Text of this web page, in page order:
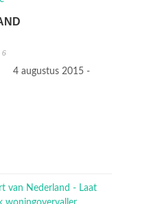
6
4 augustus 2015 -